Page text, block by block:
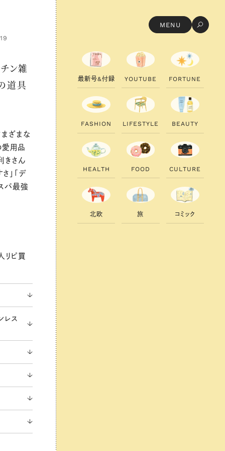
MENU
ン雑
道具
ざまな
愛用品
きさん
」「デ
パ最強
リピ買
レス
最新号&付録 YOUTU B E FORTU N E
FAS H ION LI FESTYLE B EAUTY
H EALTH FOOD CU LTU RE
北欧 旅 コ ミ ック